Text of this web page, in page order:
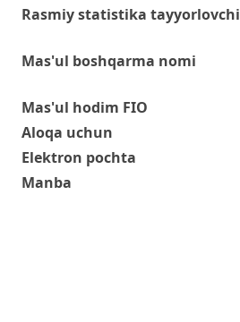
Rasmiy statistika tayyorlovchi
Mas'ul boshqarma nomi
Mas'ul hodim FIO
Aloqa uchun
Elektron pochta
Manba